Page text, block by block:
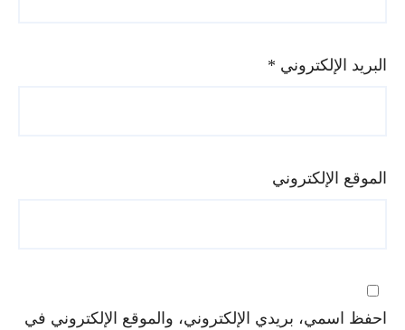
البريد الإلكتروني*
الموقع الإلكتروني
احفظ اسمي، بريدي الإلكتروني، والموقع الإلكتروني في